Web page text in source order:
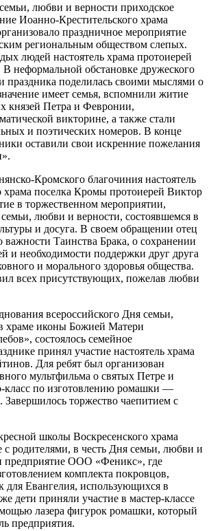
любви и верности приходское
Иоанно-Крестительского храма
праздничное мероприятие
региональным обществом слепых.
людей настоятель храма протоиерей
неформальной обстановке дружеского
праздника поделилась своими мыслями о
имеет семья, вспомнили житие
князей Петра и Февронии,
викторине, а также стали
и поэтических номеров. В конце
оставили свои искренние пожелания
Кромского благочиния настоятель
храма поселка Кромы протоиерей Виктор
в торжественном мероприятии,
любви и верности, состоявшемся в
и досуга. В своем обращении отец
Таинства Брака, о сохранении
и необходимости поддержки друг друга
и морального здоровья общества.
всех присутствующих, пожелав любви
всероссийского Дня семьи,
храме иконы Божией Матери
состоялось семейное
принял участие настоятель храма
Для ребят был организован
мультфильма о святых Петре и
класс по изготовлению ромашки —
Завершилось торжество чаепитием с
школы Воскресенского храма
с родителями, в честь Дня семьи, любви и
предприятие ООО «Феникс», где
комплекта покровцов,
для Евангелия, использующихся в
дети приняли участие в мастер-классе
лазера фигурок ромашки, который
предприятия.